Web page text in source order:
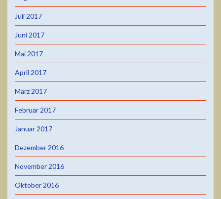
Juli 2017
Juni 2017
Mai 2017
April 2017
März 2017
Februar 2017
Januar 2017
Dezember 2016
November 2016
Oktober 2016